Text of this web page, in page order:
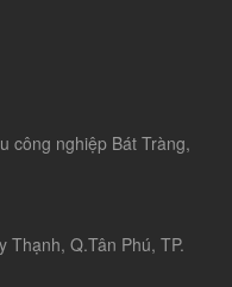
công nghiệp Bát Tràng,
Thạnh, Q.Tân Phú, TP.